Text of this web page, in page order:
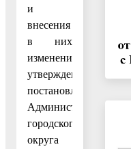
и
внесения
в них
изменений,
утвержденным
постановлением
Администрации
городского
округа